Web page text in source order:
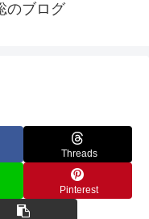
のブログ
Threads
Pinterest